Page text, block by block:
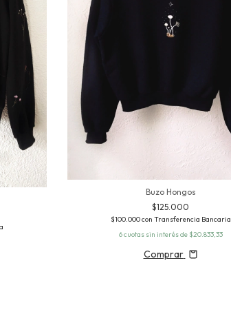
Buzo Hongos
$125.000
$100.000con Transferencia Bancaria
6cuotas sin interés de $20.833,33
Comprar